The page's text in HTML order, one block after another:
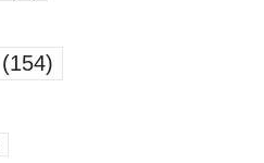
(154)